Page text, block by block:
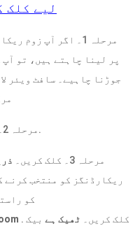
لیے کلک
مرحلہ 1۔ اگر آپ
پر لینا چاہتے ہیں، تو
جوڑنا چاہیے۔ سافٹ ویئر
مرحلہ 2۔ منتخب کریں۔بائیں پین میں.
مرحلہ 3۔ کلک کریں۔
ریکارڈنگز کو منتخب کرنے
کو
. کلک کریں۔ ٹھیک ہے بیک